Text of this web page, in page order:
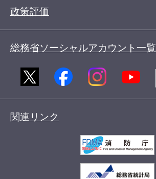
政策評価
総務省ソーシャルアカウント一覧
関連リンク